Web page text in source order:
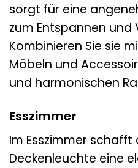
sorgt für eine
zum Entspannen und
Kombinieren Sie sie
Möbeln und
und harmonischen
Esszimmer
Im Esszimmer schafft
Deckenleuchte eine